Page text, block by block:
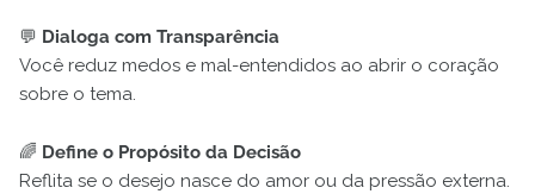
💬 Dialoga com Transparência
Você reduz medos e mal-entendidos ao abrir o coração
sobre o tema.
🌈 Define o Propósito da Decisão
Reflita se o desejo nasce do amor ou da pressão externa.